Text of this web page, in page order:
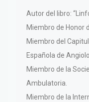
Autor del libro:
Miembro de Honor
Miembro del
Española de
Miembro de la
Ambulatoria.
Miembro de la